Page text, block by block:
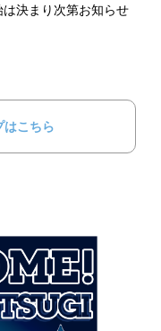
決まり次第お知らせ
はこちら